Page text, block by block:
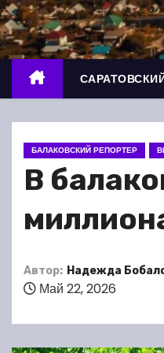
о
м
у
БАЛАКОВСКИЙ РЕПОРТЕР
В
Автор: Надежда
Май 22, 2026